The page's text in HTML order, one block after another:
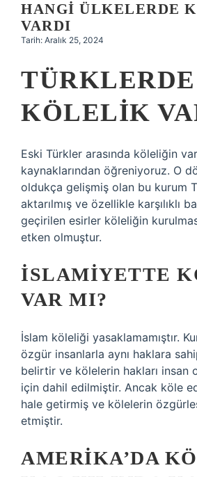
HANGI ÜLKELERDE
VARDI
Tarih: Aralık 25, 2024
TÜRKLERDE
KÖLELIK
Eski Türkler arasında köleliğin
kaynaklarından öğreniyoruz. O
oldukça gelişmiş olan bu kurum
aktarılmış ve özellikle karşılıklı
geçirilen esirler köleliğin
etken olmuştur.
İSLAMIYETTE
VAR MI?
İslam köleliği yasaklamamıştır.
özgür insanlarla aynı haklara
belirtir ve kölelerin hakları insan
için dahil edilmiştir. Ancak köle
hale getirmiş ve kölelerin
etmiştir.
AMERIKA’DA